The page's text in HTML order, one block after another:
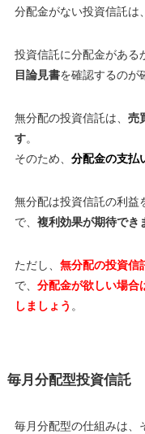
分配金がない投資信託は、
投資信託に分配金がある
目論見書を確認するのが
無分配の投資信託は、 売
す。
そのため、 分配金の支払
無分配は投資信託の利益
で、 複利効果が期待でき
ただし、 無分配の投資信
で、 分配金が欲しい場合
しましょう 。
毎月分配型投資信託
毎月分配型の仕組みは、